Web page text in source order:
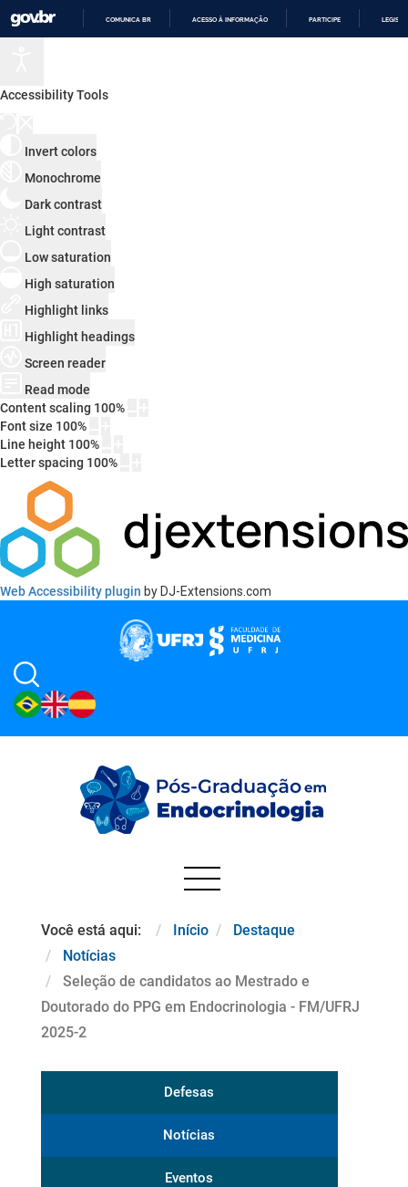
COMUNICA BR ACESSO À INFORMAÇÃO PARTICIPE
Accessibility Tools
Invert colors
Monochrome
Dark contrast
Light contrast
Low saturation
High saturation
Highlight links
Highlight headings
Screen reader
Read mode
Content scaling 100%
Font size 100%
Line height 100%
Letter spacing 100%
Web Accessibility plugin by DJ-Extensions.com
Você está aqui: Início
Destaque
Notícias
Seleção de candidatos ao Mestrado e
Doutorado do PPG em Endocrinologia - FM/UFRJ
2025-2
Defesas
Notícias
Eventos